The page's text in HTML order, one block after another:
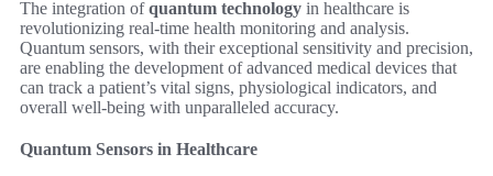
The integration ofquantum technology in healthcare is
revolutionizing real-time health monitoring and analysis.
Quantum sensors, with their exceptional sensitivity and precision,
are enabling the development of advanced medical devices that
can track a patient’s vital signs, physiological indicators, and
overall well-being with unparalleled accuracy.
Quantum Sensors in Healthcare